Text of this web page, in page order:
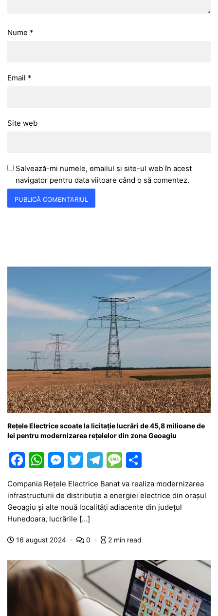
Nume *
Email *
Site web
Salvează-mi numele, emailul și site-ul web în acest
navigator pentru data viitoare când o să comentez.
Rețele Electrice scoate la licitație lucrări de 45,8 milioane de
lei pentru modernizarea rețelelor din zona Geoagiu
F
c
e
b
o
k
W
at
s
A
p
M
s
s
e
n
T
w
itt
er
T
e
gr
m
M
s
s
g
ar
ta
je
Compania Rețele Electrice Banat va realiza modernizarea
infrastructurii de distribuție a energiei electrice din orașul
Geoagiu și alte nouă localități adiacente din județul
Hunedoara, lucrările […]
16 august 2024 0 2 min read